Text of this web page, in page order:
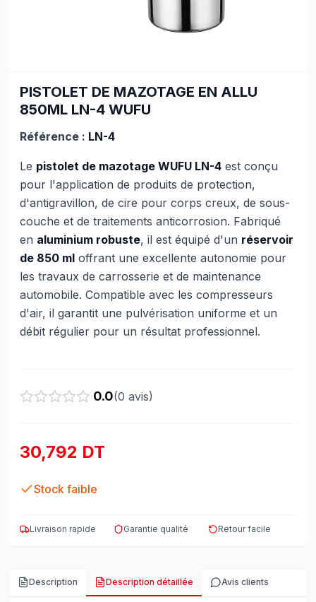
PISTOLET DE MAZOTAGE EN ALLU
850ML LN-4 WUFU
Référence : LN-4
Le pistolet de mazotage WUFU LN-4 est conçu
pour l'application de produits de protection,
d'antigravillon, de cire pour corps creux, de sous-
couche et de traitements anticorrosion. Fabriqué
en aluminium robuste, il est équipé d'un réservoir
de 850 ml offrant une excellente autonomie pour
les travaux de carrosserie et de maintenance
automobile. Compatible avec les compresseurs
d'air, il garantit une pulvérisation uniforme et un
débit régulier pour un résultat professionnel.
0.0(0 avis)
30,792 DT
Stock faible
Livraison rapide Garantie qualité Retour facile
Description Description détaillée Avis clients